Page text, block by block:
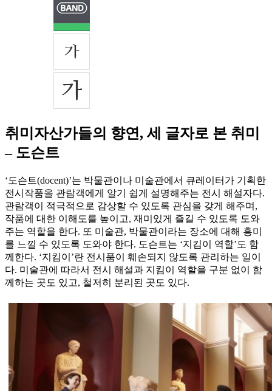
취미자산가들의 향연, 세 글자로 본 취미
– 도슨트
‘도슨트(docent)’는 박물관이나 미술관에서 큐레이터가 기획한
전시작품을 관람객에게 알기 쉽게 설명해주는 전시 해설자다.
관람객이 적극적으로 감상할 수 있도록 관심을 갖게 해주며,
작품에 대한 이해도를 높이고, 재미있게 즐길 수 있도록 도와
주는 역할을 한다. 또 미술관, 박물관이라는 장소에 대해 흥미
를 느낄 수 있도록 도와야 한다. 도슨트는 ‘지킴이 역할’도 함
께한다. ‘지킴이’란 전시품이 훼손되지 않도록 관리하는 일이
다. 미술관에 따라서 전시 해설과 지킴이 역할을 구분 없이 함
께하는 곳도 있고, 철저히 분리된 곳도 있다.